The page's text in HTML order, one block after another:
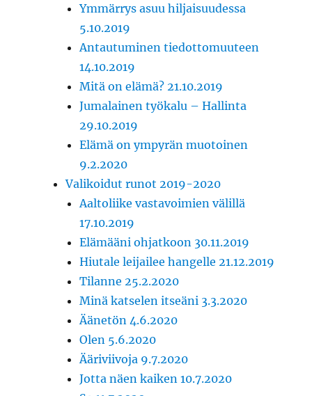
Ymmärrys asuu hiljaisuudessa
5.10.2019
Antautuminen tiedottomuuteen
14.10.2019
Mitä on elämä? 21.10.2019
Jumalainen työkalu – Hallinta
29.10.2019
Elämä on ympyrän muotoinen
9.2.2020
Valikoidut runot 2019-2020
Aaltoliike vastavoimien välillä
17.10.2019
Elämääni ohjatkoon 30.11.2019
Hiutale leijailee hangelle 21.12.2019
Tilanne 25.2.2020
Minä katselen itseäni 3.3.2020
Äänetön 4.6.2020
Olen 5.6.2020
Ääriviivoja 9.7.2020
Jotta näen kaiken 10.7.2020